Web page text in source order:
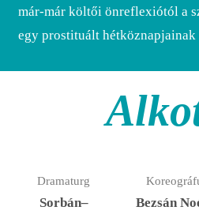
már-már költői önreflexiótól a
egy prostituált
Dramaturg
Sorbán–
Bezsán